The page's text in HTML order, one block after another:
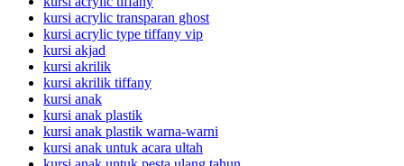
kursi acrylic transparan ghost
kursi acrylic type tiffany vip
kursi akjad
kursi akrilik
kursi akrilik tiffany
kursi anak
kursi anak plastik
kursi anak plastik warna-warni
kursi anak untuk acara ultah